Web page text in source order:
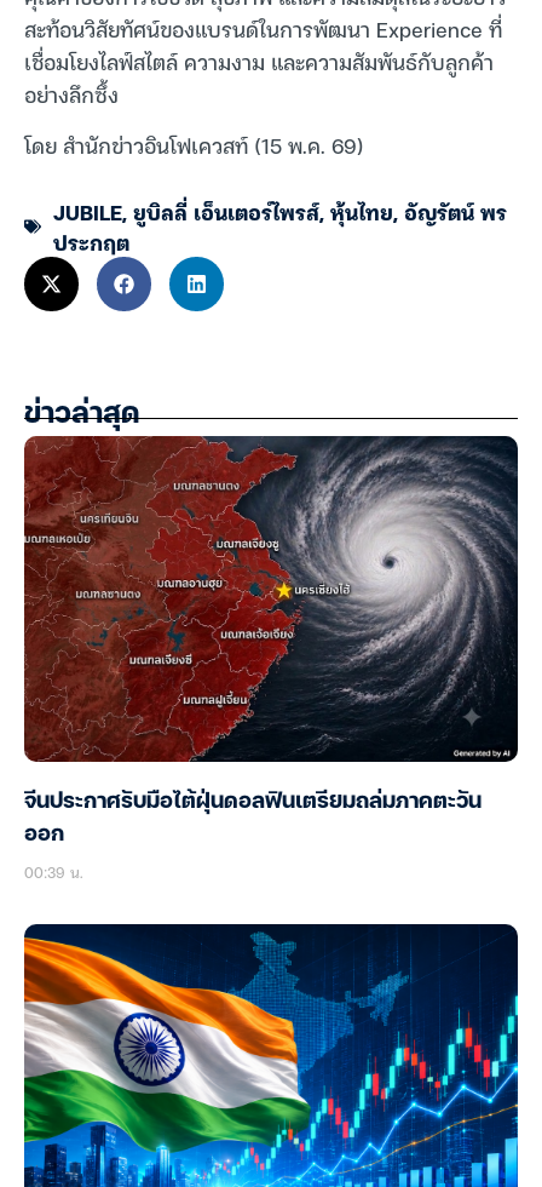
สะท้อนวิสัยทัศน์ของแบรนด์ในการพัฒนา Experience ที่
เชื่อมโยงไลฟ์สไตล์ ความงาม และความสัมพันธ์กับลูกค้า
อย่างลึกซึ้ง
โดย สำนักข่าวอินโฟเควสท์ (15 พ.ค. 69)
JUBILE,ยูบิลลี่ เอ็นเตอร์ไพรส์,หุ้นไทย,อัญรัตน์ พร
ประกฤต
ข่าวล่าสุด
จีนประกาศรับมือไต้ฝุ่นดอลฟินเตรียมถล่มภาคตะวัน
ออก
00:39 น.